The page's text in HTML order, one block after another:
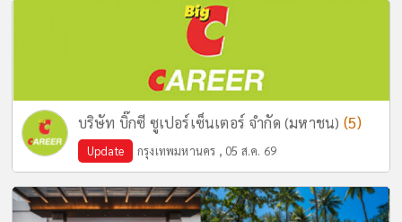
บริษัท บิ๊กซี ซูเปอร์เซ็นเตอร์ จำกัด (มหาชน) (5)
Update กรุงเทพมหานคร , 05 ส.ค. 69